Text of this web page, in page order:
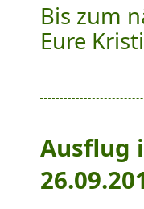
Bis zum
Eure
Ausflug